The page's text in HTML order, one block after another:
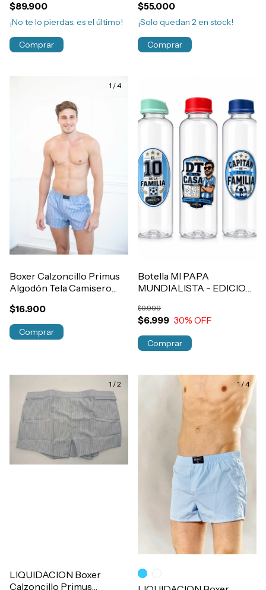
Con Abertura Art.911
$89.900
¡No te lo pierdas, es el último!
Comprar
Talle 56 a 60 Art.911
$55.000
¡Solo quedan 2en stock!
Comprar
1 /4
Boxer Calzoncillo Primus
Algodón Tela Camisero
$16.900
Comprar
Botella MI PAPA
MUNDIALISTA - EDICION
$6.999
$9.999
30% OFF
1 /2
LIQUIDACION Boxer
Calzoncillo Primus
1 /4